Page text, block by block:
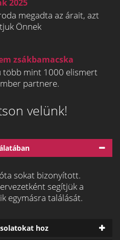
2025
megadta az árait, azt
Önnek
zsákbamacska
több mint 1000 elismert
partnere.
velünk!
sokat bizonyított.
segítjük a
egymásra találását.
hoz